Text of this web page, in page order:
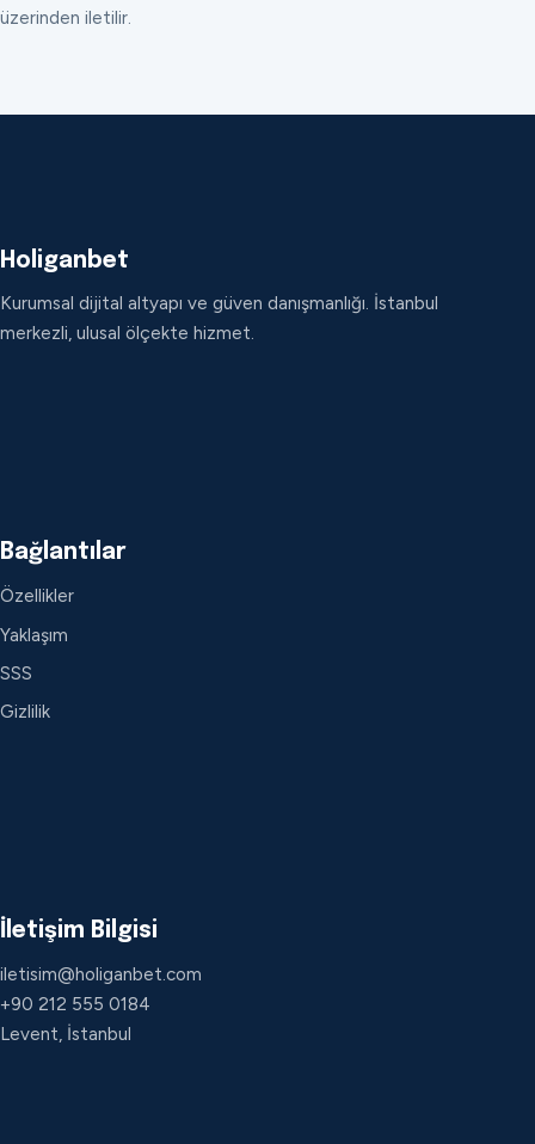
üzerinden iletilir.
Holiganbet
Kurumsal dijital altyapı ve güven danışmanlığı. İstanbul
merkezli, ulusal ölçekte hizmet.
Bağlantılar
Özellikler
Yaklaşım
SSS
Gizlilik
İletişim Bilgisi
iletisim@holiganbet.com
+90 212 555 0184
Levent, İstanbul